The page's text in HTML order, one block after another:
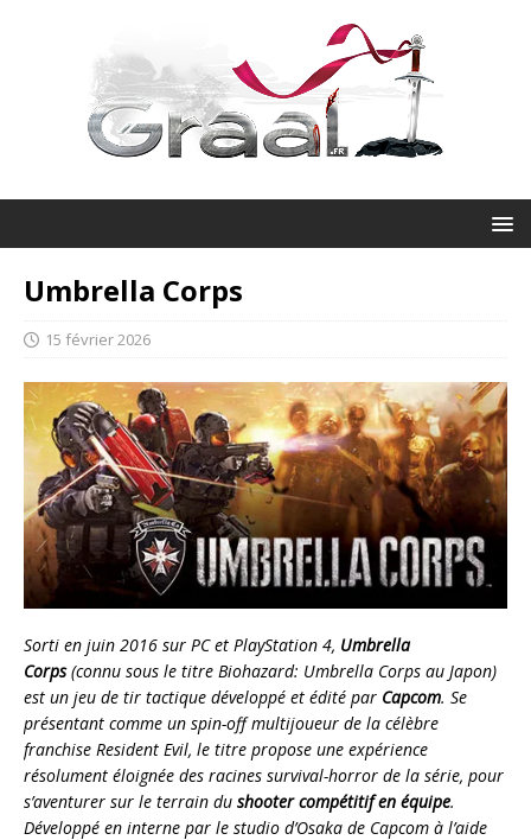
Umbrella Corps
15 février 2026
Sorti en juin 2016 sur PC et PlayStation 4, Umbrella
Corps(connu sous le titre Biohazard: Umbrella Corps au Japon)
est un jeu de tir tactique développé et édité par Capcom. Se
présentant comme un spin-off multijoueur de la célèbre
franchise Resident Evil, le titre propose une expérience
résolument éloignée des racines survival-horror de la série, pour
s’aventurer sur le terrain du shooter compétitif en équipe.
Développé en interne par le studio d’Osaka de Capcom à l’aide